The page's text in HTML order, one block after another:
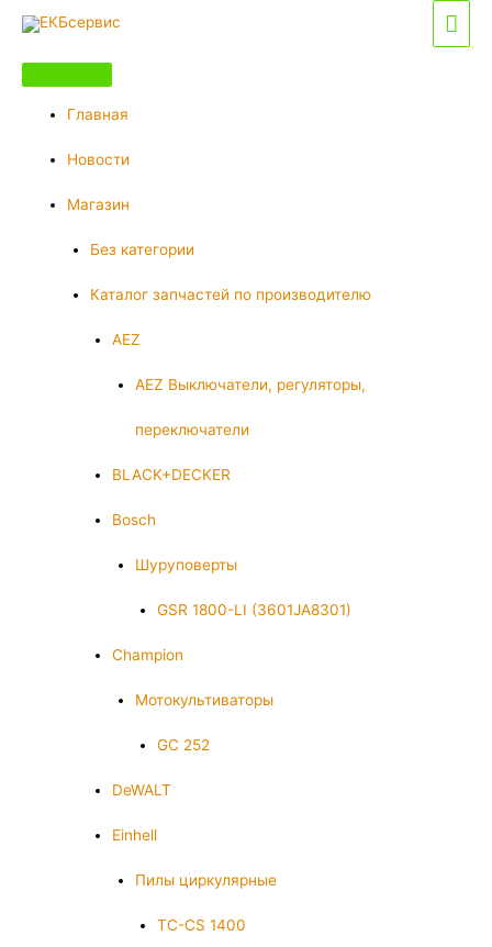
Перейти
содержимому
Главная
Новости
Магазин
Без категории
Каталог запчастей по производителю
AEZ
AEZ Выключатели, регуляторы,
переключатели
BLACK+DECKER
Bosch
Шуруповерты
GSR 1800-LI (3601JA8301)
Champion
Мотокультиваторы
GC 252
DeWALT
Einhell
Пилы циркулярные
TC-CS 1400